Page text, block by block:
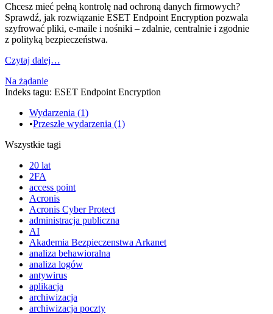
Chcesz mieć pełną kontrolę nad ochroną danych firmowych?
Sprawdź, jak rozwiązanie ESET Endpoint Encryption pozwala
szyfrować pliki, e-maile i nośniki – zdalnie, centralnie i zgodnie
z polityką bezpieczeństwa.
Czytaj dalej…
Na żądanie
Indeks tagu: ESET Endpoint Encryption
Wydarzenia (1)
•Przeszłe wydarzenia (1)
Wszystkie tagi
20 lat
2FA
access point
Acronis
Acronis Cyber Protect
administracja publiczna
AI
Akademia Bezpieczenstwa Arkanet
analiza behawioralna
analiza logów
antywirus
aplikacja
archiwizacja
archiwizacja poczty